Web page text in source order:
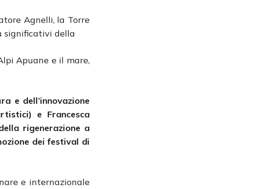
Agnelli, la Torre
significativi della
Apuane e il mare,
e dell’innovazione
e Francesca
rigenerazione a
dei festival di
e internazionale